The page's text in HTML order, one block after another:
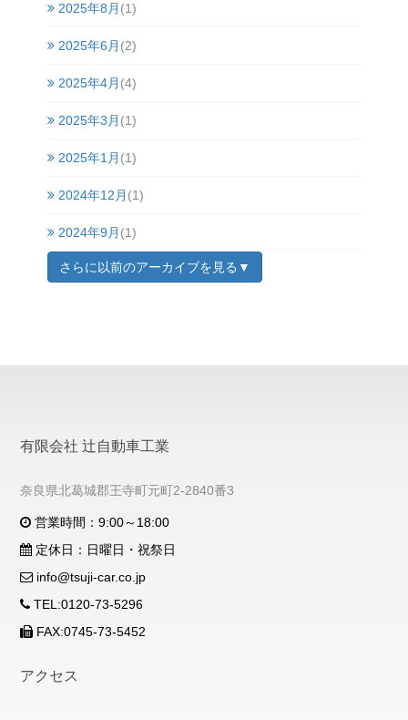
2025年8月 (1)
2025年6月 (2)
2025年4月 (4)
2025年3月 (1)
2025年1月 (1)
2024年12月 (1)
2024年9月 (1)
さらに以前のアーカイブを見る▼
有限会社 辻自動車工業
奈良県北葛城郡王寺町元町2-2840番3
営業時間：9:00～18:00
定休日：日曜日・祝祭日
info@tsuji-car.co.jp
TEL:0120-73-5296
FAX:0745-73-5452
アクセス